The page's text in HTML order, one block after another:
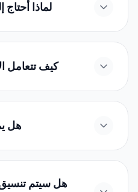
لماذا
كيف تتعامل
هل
هل سيتم